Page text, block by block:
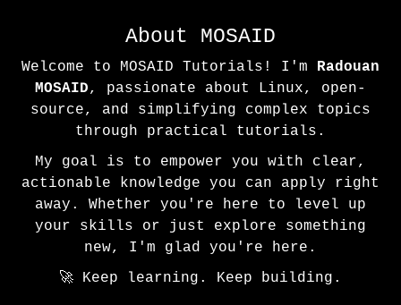
About MOSAID
Welcome to MOSAID Tutorials! I'm Radouan
MOSAID, passionate about Linux, open-
source, and simplifying complex topics
through practical tutorials.
My goal is to empower you with clear,
actionable knowledge you can apply right
away. Whether you're here to level up
your skills or just explore something
new, I'm glad you're here.
🚀 Keep learning. Keep building.